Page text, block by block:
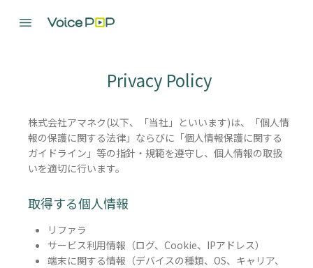
Privacy Policy
株式会社アマネク(以下、「当社」といいます)は、「個人情
報の保護に関する法律」ならびに「個人情報保護に関する
ガイドライン」等の指針・規範を遵守し、個人情報の取扱
いを適切に行います。
取得する個人情報
リファラ
サービス利用情報（ログ、Cookie、IPアドレス）
端末に関する情報（デバイスの種類、OS、キャリア、